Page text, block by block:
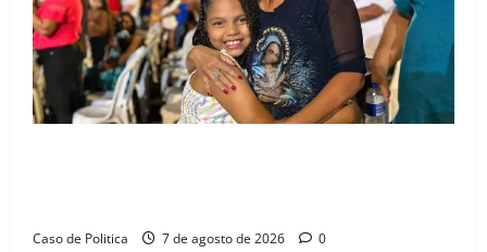
Caso de Politica 7 de agosto de 2026 0